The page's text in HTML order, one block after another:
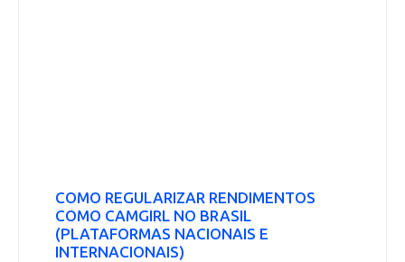
COMO REGULARIZAR RENDIMENTOS
COMO CAMGIRL NO BRASIL
(PLATAFORMAS NACIONAIS E
INTERNACIONAIS)